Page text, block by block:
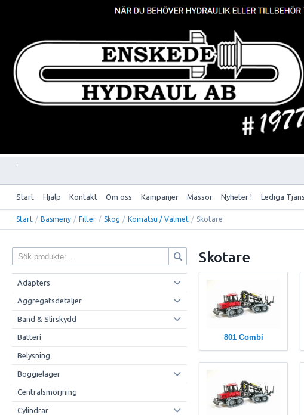
Start Hjälp Kontakt Om oss Kampanjer Mässor Nyheter ! Lediga
Start / Basmeny / Filter / Skog / Komatsu / Valmet / Skotare
Adapters
Aggregatsdetaljer
Band & Slirskydd
Batteri
Belysning
Boggielager
Centralsmörjning
Cylindrar
Skotare
801 Combi